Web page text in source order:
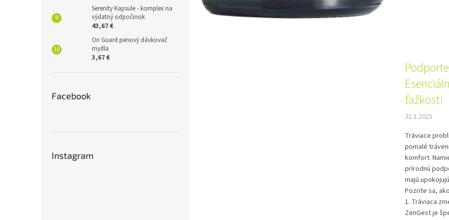
Serenity Kapsule - komplex na
výdatný odpočinok
43,67 €
On Guard penový dávkovač
mydla
3,67 €
Facebook
Instagram
ťažkosti
31.1.2025
Tráviace
pomalé
komfort.
prírodnú
majú
Pozrite sa,
1. Tráviaca
ZenGest je